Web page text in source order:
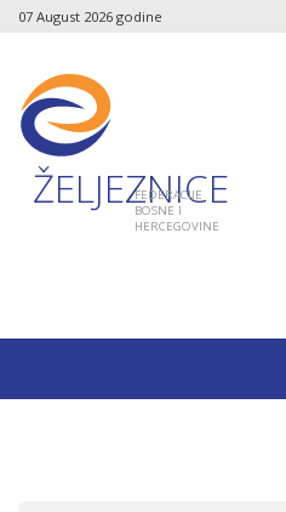
07 August 2026 godine
ŽELJEZNICE
FEDERACIJE
BOSNE I
HERCEGOVINE